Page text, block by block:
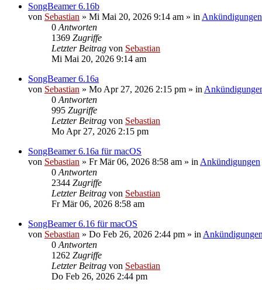
SongBeamer 6.16b
von Sebastian » Mi Mai 20, 2026 9:14 am » in Ankündigungen
0 Antworten
1369 Zugriffe
Letzter Beitrag von Sebastian
Mi Mai 20, 2026 9:14 am
SongBeamer 6.16a
von Sebastian » Mo Apr 27, 2026 2:15 pm » in
0 Antworten
995 Zugriffe
Letzter Beitrag von Sebastian
Mo Apr 27, 2026 2:15 pm
SongBeamer 6.16a für macOS
von Sebastian » Fr Mär 06, 2026 8:58 am » in Ankündigungen
0 Antworten
2344 Zugriffe
Letzter Beitrag von Sebastian
Fr Mär 06, 2026 8:58 am
SongBeamer 6.16 für macOS
von Sebastian » Do Feb 26, 2026 2:44 pm » in Ankündigungen
0 Antworten
1262 Zugriffe
Letzter Beitrag von Sebastian
Do Feb 26, 2026 2:44 pm